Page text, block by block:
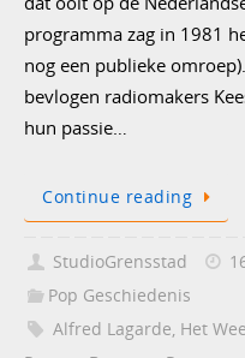
programma zag in 1981
nog een publieke
bevlogen radiomakers
hun passie…
Continue reading
StudioGrensstad
Pop Geschiedenis
Alfred Lagarde, Het